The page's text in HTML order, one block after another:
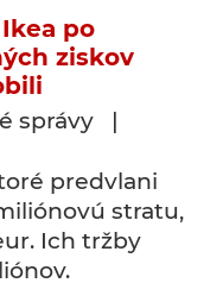
po
ziskov
správy |
predvlani
stratu,
Ich tržby